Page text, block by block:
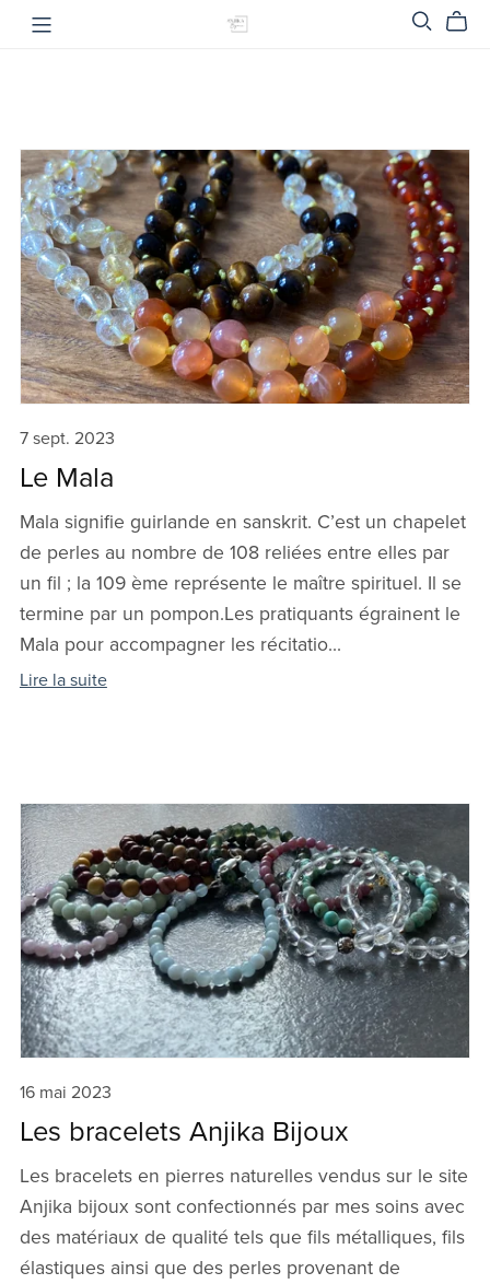
7 sept. 2023
Le Mala
Mala signifie guirlande en sanskrit. C’est un chapelet
de perles au nombre de 108 reliées entre elles par
un fil ; la 109 ème représente le maître spirituel. Il se
termine par un pompon.Les pratiquants égrainent le
Mala pour accompagner les récitatio...
Lire la suite
16 mai 2023
Les bracelets Anjika Bijoux
Les bracelets en pierres naturelles vendus sur le site
Anjika bijoux sont confectionnés par mes soins avec
des matériaux de qualité tels que fils métalliques, fils
élastiques ainsi que des perles provenant de